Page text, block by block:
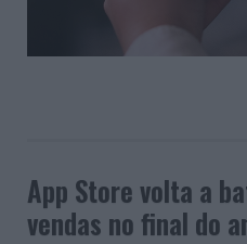
App Store volta a
vendas no final do